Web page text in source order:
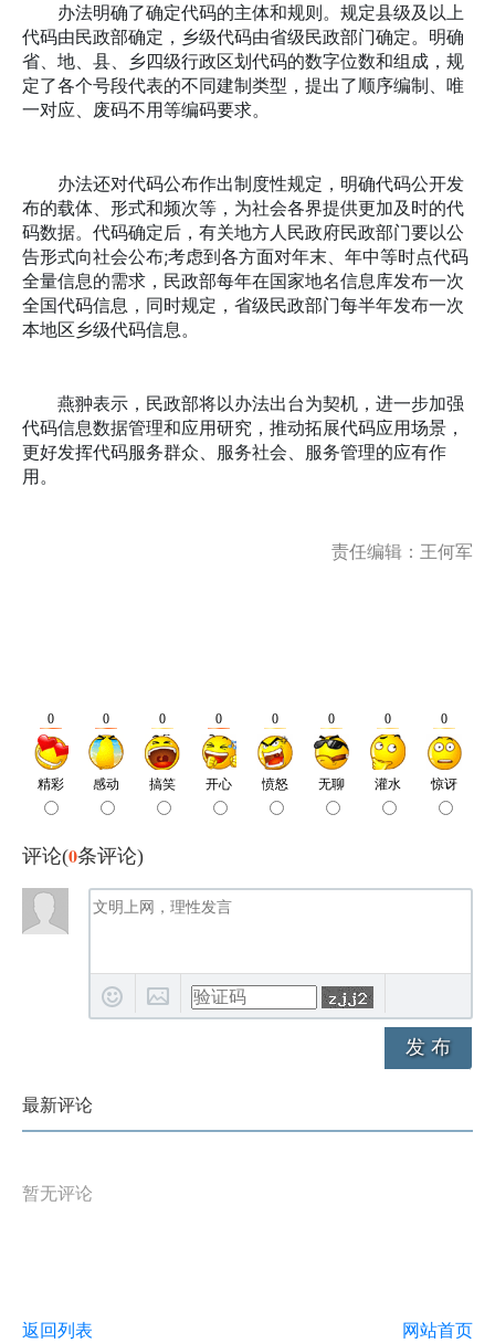
办法明确了确定代码的主体和规则。规定县级及以上
代码由民政部确定，乡级代码由省级民政部门确定。明确
省、地、县、乡四级行政区划代码的数字位数和组成，规
定了各个号段代表的不同建制类型，提出了顺序编制、唯
一对应、废码不用等编码要求。
办法还对代码公布作出制度性规定，明确代码公开发
布的载体、形式和频次等，为社会各界提供更加及时的代
码数据。代码确定后，有关地方人民政府民政部门要以公
告形式向社会公布;考虑到各方面对年末、年中等时点代码
全量信息的需求，民政部每年在国家地名信息库发布一次
全国代码信息，同时规定，省级民政部门每半年发布一次
本地区乡级代码信息。
燕翀表示，民政部将以办法出台为契机，进一步加强
代码信息数据管理和应用研究，推动拓展代码应用场景，
更好发挥代码服务群众、服务社会、服务管理的应有作
用。
责任编辑：王何军
评论(0条评论)
发 布
最新评论
暂无评论
返回列表 网站首页